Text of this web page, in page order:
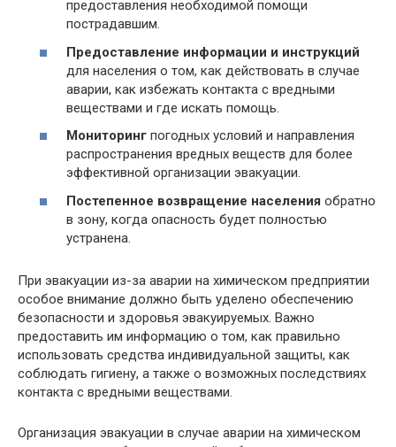
предоставления необходимой помощи
пострадавшим.
Предоставление информации и инструкций
для населения о том, как действовать в случае
аварии, как избежать контакта с вредными
веществами и где искать помощь.
Мониторинг погодных условий и направления
распространения вредных веществ для более
эффективной организации эвакуации.
Постепенное возвращение населения обратно
в зону, когда опасность будет полностью
устранена.
При эвакуации из-за аварии на химическом предприятии
особое внимание должно быть уделено обеспечению
безопасности и здоровья эвакуируемых. Важно
предоставить им информацию о том, как правильно
использовать средства индивидуальной защиты, как
соблюдать гигиену, а также о возможных последствиях
контакта с вредными веществами.
Организация эвакуации в случае аварии на химическом